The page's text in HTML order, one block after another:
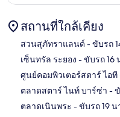
สถานที่ใกล้เคียง
สวนสุภัทราแลนด์ - ขับรถ
เซ็นทรัล ระยอง - ขับรถ 16
ศูนย์คอมพิวเตอร์สตาร์ ไอที
ตลาดสตาร์ ไนท์ บาร์ซ่า -
ตลาดเนินพระ - ขับรถ 19 น